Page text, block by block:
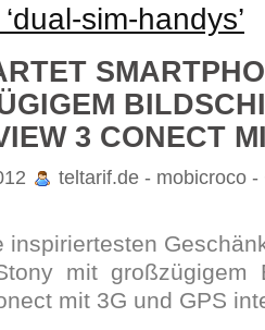
TABLET-PCS VERTRÄGE &
sim-handys’
3 CONECT
teltarif.de - mobicroco
inspiriertesten
mit großzügigem
mit 3G und GPS